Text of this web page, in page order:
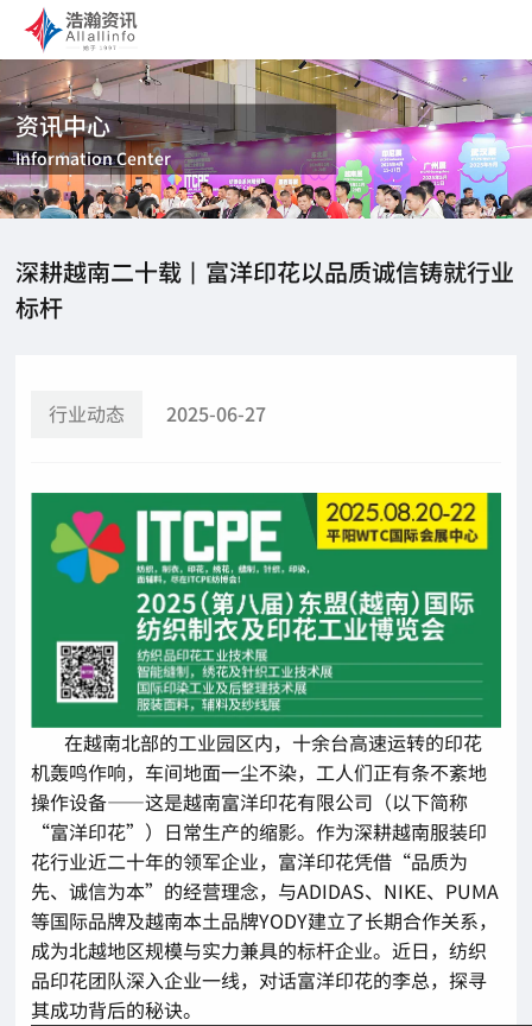
资讯中心
Information Center
深耕越南二十载丨富洋印花以品质诚信铸就行业
标杆
行业动态 2025-06-27
在越南北部的工业园区内，十余台高速运转的印花
机轰鸣作响，车间地面一尘不染，工人们正有条不紊地
操作设备——这是越南富洋印花有限公司（以下简称
“富洋印花”）日常生产的缩影。作为深耕越南服装印
花行业近二十年的领军企业，富洋印花凭借“品质为
先、诚信为本”的经营理念，与ADIDAS、NIKE、PUMA
等国际品牌及越南本土品牌YODY建立了长期合作关系，
成为北越地区规模与实力兼具的标杆企业。近日，纺织
品印花团队深入企业一线，对话富洋印花的李总，探寻
其成功背后的秘诀。